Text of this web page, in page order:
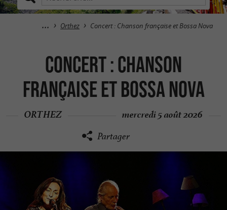
Orthez Concert : Chanson française et Bossa Nova
Concert : Chanson
française et Bossa Nova
ORTHEZ mercredi 5 août 2026
Partager